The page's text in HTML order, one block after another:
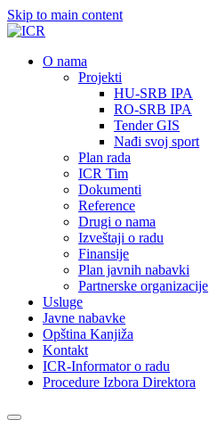
Skip to main content
О nama
Projekti
HU-SRB IPA
RO-SRB IPA
Tender GIS
Nađi svoj sport
Plan rada
ICR Tim
Dokumenti
Reference
Drugi o nama
Izveštaji o radu
Finansije
Plan javnih nabavki
Partnerske organizacije
Usluge
Javne nabavke
Opština Kanjiža
Kontakt
ICR-Informator o radu
Procedure Izbora Direktora